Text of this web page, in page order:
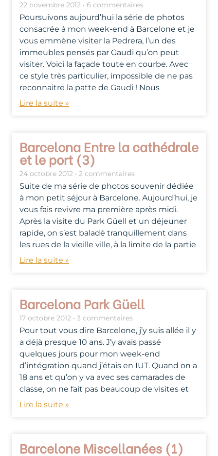
22 novembre 2012 6 commentaires
Poursuivons aujourd’hui la série de photos
consacrée à mon week-end à Barcelone et je
vous emmène visiter la Pedrera, l’un des
immeubles pensés par Gaudi qu’on peut
visiter. Voici la façade toute en courbe. Avec
ce style très particulier, impossible de ne pas
reconnaitre la patte de Gaudi ! Nous
Lire la suite »
Barcelona Entre la cathédrale
et le port (3)
24 octobre 2012 2 commentaires
Suite de ma série de photos souvenir dédiée
à mon petit séjour à Barcelone. Aujourd’hui, je
vous fais revivre ma première après midi.
Après la visite du Park Güell et un déjeuner
rapide, on s’est baladé tranquillement dans
les rues de la vieille ville, à la limite de la partie
Lire la suite »
Barcelona Park Güell
17 octobre 2012 3 commentaires
Pour tout vous dire Barcelone, j’y suis allée il y
a déjà presque 10 ans. J’y avais passé
quelques jours pour mon week-end
d’intégration quand j’étais en IUT. Quand on a
18 ans et qu’on y va avec ses camarades de
classe, on ne fait pas beaucoup de visites et
Lire la suite »
Barcelone Miscellanées (1)